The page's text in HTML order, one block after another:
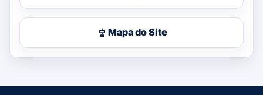
Mapa do Site